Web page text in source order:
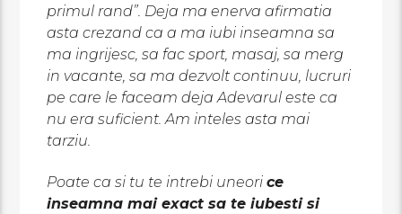
primul rand”. Deja ma enerva afirmatia
asta crezand ca a ma iubi inseamna sa
ma ingrijesc, sa fac sport, masaj, sa merg
in vacante, sa ma dezvolt continuu, lucruri
pe care le faceam deja Adevarul este ca
nu era suficient. Am inteles asta mai
tarziu.
Poate ca si tu te intrebi uneorice
inseamna mai exact sa te iubesti si